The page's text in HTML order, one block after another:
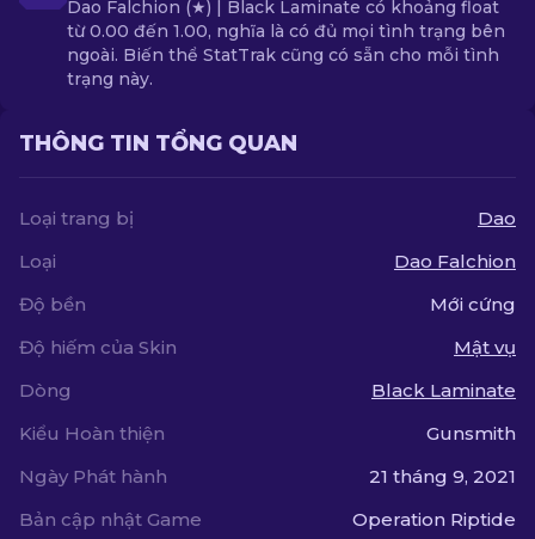
Dao Falchion (★) | Black Laminate có khoảng float
từ 0.00 đến 1.00, nghĩa là có đủ mọi tình trạng bên
ngoài. Biến thể StatTrak cũng có sẵn cho mỗi tình
trạng này.
THÔNG TIN TỔNG QUAN
Loại trang bị
Dao
Loại
Dao Falchion
Độ bền
Mới cứng
Độ hiếm của Skin
Mật vụ
Dòng
Black Laminate
Kiểu Hoàn thiện
Gunsmith
Ngày Phát hành
21 tháng 9, 2021
Bản cập nhật Game
Operation Riptide